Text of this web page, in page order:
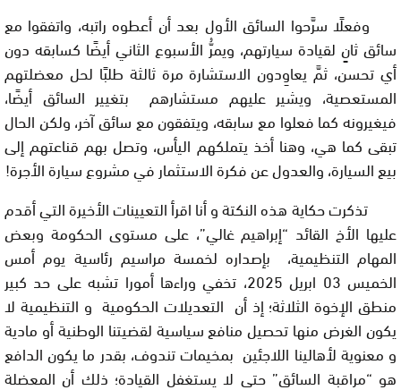
وفعلًا سرَّحوا السائق الأول بعد أن أعطوه راتبه، واتفقوا مع
سائق ثانٍ لقيادة سيارتهم، ويمرُّ الأسبوع الثاني أيضًا كسابقه دون
أي تحسن، ثمَّ يعاوِدون الاستشارة مرة ثالثة طلبًا لحل معضلتهم
المستعصية، ويشير عليهم مستشارهم بتغيير السائق أيضًا،
فيغيرونه كما فعلوا مع سابقه، ويتفقون مع سائق آخر، ولكن الحال
تبقى كما هي، وهنا أخذ يتملكهم اليأس، وتصل بهم قناعتهم إلى
بيع السيارة، والعدول عن فكرة الاستثمار في مشروع سيارة الأجرة!
تذكرت حكاية هذه النكتة و أنا اقرأ التعيينات الأخيرة التي أقدم
عليها الأخ القائد “إبراهيم غالي”،على مستوى الحكومة وبعض
المهام التنظيمية، بإصداره لخمسة مراسيم رئاسية يوم أمس
الخميس 03 ابريل 2025، تخفي وراءها أمورا تشبه على حد كبير
منطق الإخوة الثلاثة؛ إذ أن التعديلات الحكومية و التنظيمية لا
يكون الغرض منها تحصيل منافع سياسية لقضيتنا الوطنية أو مادية
و معنوية لأهالينا اللاجئين بمخيمات تندوف، بقدر ما يكون الدافع
هو “مراقبة السائق” حتى لا يستغفل القيادة؛ ذلك أن المعضلة